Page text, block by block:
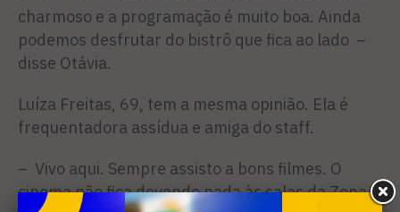
charmoso e a programação é muito boa. Ainda
podemos desfrutar do bistrô que fica ao lado –
disse Otávia.
Luíza Freitas, 69, tem a mesma opinião. Ela é
frequentadora assídua e amiga do staff.
– Vivo aqui. Sempre assisto a bons filmes. O
cinema não fica devendo nada às salas da Zona